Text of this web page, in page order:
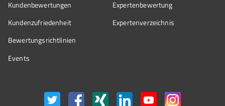
Kundenbewertungen
Kundenzufriedenheit
Bewertungs­richtlinien
Events
Expertenbewertung
Expertenverzeichnis